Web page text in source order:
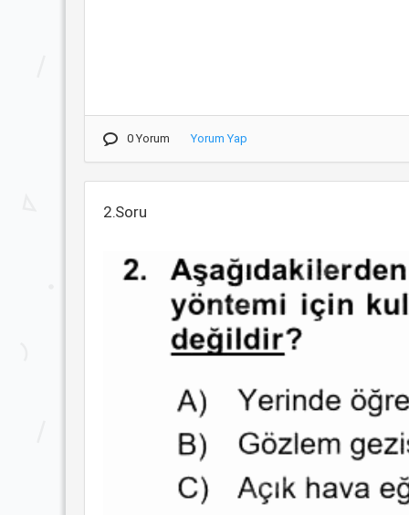
0 Yorum Yorum Yap
2.Soru